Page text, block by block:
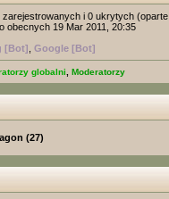
i 0 ukrytych
obecnych 19 Mar 2011, 20:35
[Bot] Google [Bot]
globalni Moderatorzy
(27)